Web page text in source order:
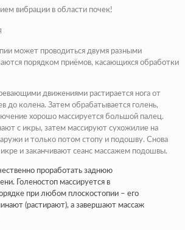
вибрации в области почек!
может проводиться двумя разными
порядком приёмов, касающихся обработки
движениями растирается нога от
до колена. Затем обрабатывается голень,
хорошо массируется большой палец.
с икры, затем массируют сухожилие на
и только потом стопу и подошву. Снова
и заканчивают сеанс массажем подошвы.
проработать заднюю
Голеностоп массируется в
при любом плоскостопии – его
(растирают), а завершают массаж